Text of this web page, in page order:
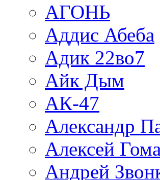
АГОНЬ
Аддис Абеба
Адик 22во7
Айк Дым
АК-47
Александр
Алексей
Андрей